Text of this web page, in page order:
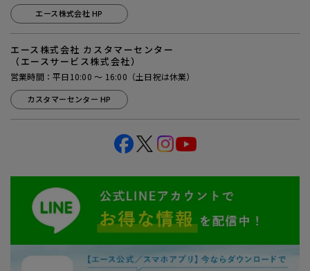
エース株式会社 HP
エース株式会社 カスタマーセンター
（エースサービス株式会社）
営業時間：平日10:00 ～ 16:00（土日祝は休業）
カスタマーセンター HP